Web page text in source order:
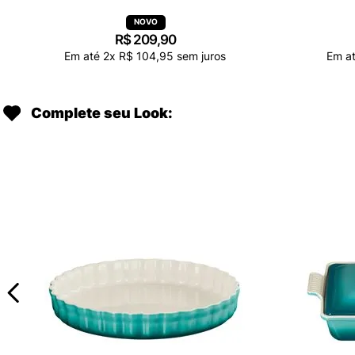
R$ 209,90
Em até 2x R$ 104,95 sem juros Em
Complete seu Look: